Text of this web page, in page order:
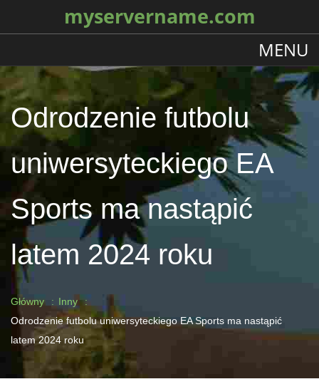
myservername.com
MENU
Odrodzenie futbolu
uniwersyteckiego EA
Sports ma nastąpić
latem 2024 roku
Główny
Inny
Odrodzenie futbolu uniwersyteckiego EA Sports ma nastąpić
latem 2024 roku